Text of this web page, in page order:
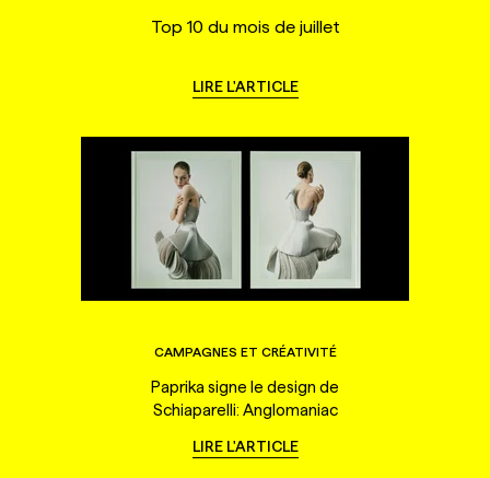
Top 10 du mois de juillet
LIRE L'ARTICLE
CAMPAGNES ET CRÉATIVITÉ
Paprika signe le design de
Schiaparelli: Anglomaniac
LIRE L'ARTICLE